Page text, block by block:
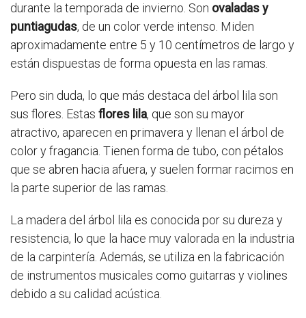
durante la temporada de invierno. Son ovaladas y
puntiagudas, de un color verde intenso. Miden
aproximadamente entre 5 y 10 centímetros de largo y
están dispuestas de forma opuesta en las ramas.
Pero sin duda, lo que más destaca del árbol lila son
sus flores. Estas flores lila, que son su mayor
atractivo, aparecen en primavera y llenan el árbol de
color y fragancia. Tienen forma de tubo, con pétalos
que se abren hacia afuera, y suelen formar racimos en
la parte superior de las ramas.
La madera del árbol lila es conocida por su dureza y
resistencia, lo que la hace muy valorada en la industria
de la carpintería. Además, se utiliza en la fabricación
de instrumentos musicales como guitarras y violines
debido a su calidad acústica.